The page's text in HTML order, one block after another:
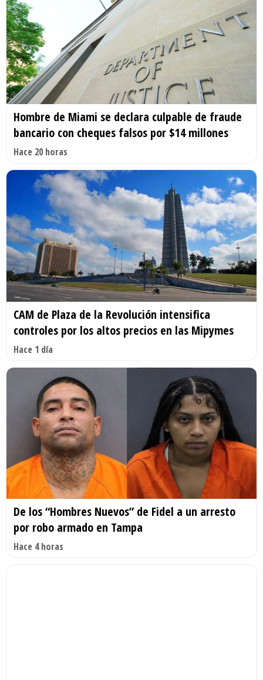
Hombre de Miami se declara culpable de fraude
bancario con cheques falsos por $14 millones
Hace 20 horas
CAM de Plaza de la Revolución intensifica
controles por los altos precios en las Mipymes
Hace 1 día
De los “Hombres Nuevos” de Fidel a un arresto
por robo armado en Tampa
Hace 4 horas